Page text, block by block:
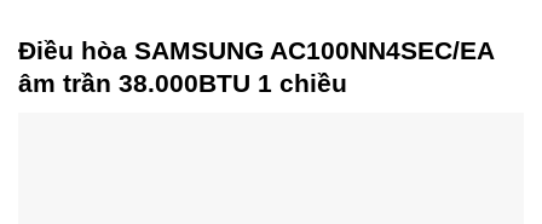
Điều hòa SAMSUNG AC100NN4SEC/EA
âm trần 38.000BTU 1 chiều